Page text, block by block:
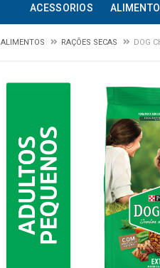
ACESSORIOS
ALIMENTOS RAÇÕES SECAS DOG